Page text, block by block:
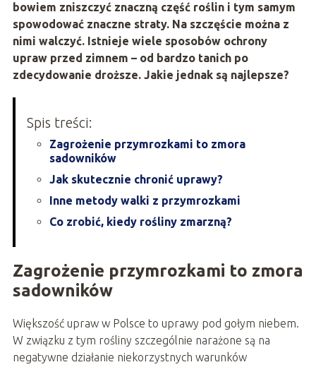
bowiem zniszczyć znaczną część roślin i tym samym
spowodować znaczne straty. Na szczęście można z
nimi walczyć. Istnieje wiele sposobów ochrony
upraw przed zimnem – od bardzo tanich po
zdecydowanie droższe. Jakie jednak są najlepsze?
Spis treści:
Zagrożenie przymrozkami to zmora
sadowników
Jak skutecznie chronić uprawy?
Inne metody walki z przymrozkami
Co zrobić, kiedy rośliny zmarzną?
Zagrożenie przymrozkami to zmora
sadowników
Większość upraw w Polsce to uprawy pod gołym niebem.
W związku z tym rośliny szczególnie narażone są na
negatywne działanie niekorzystnych warunków